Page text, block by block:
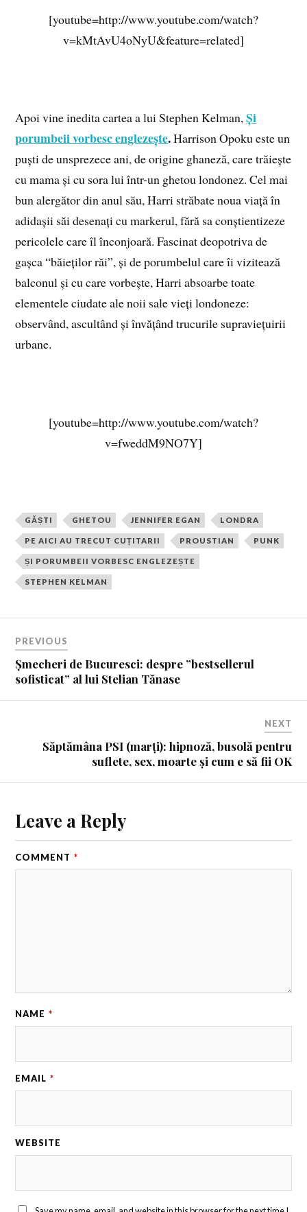
[youtube=http://www.youtube.com/watch?
v=kMtAvU4oNyU&feature=related]
Apoi vine inedita cartea a lui Stephen Kelman,Și
porumbeii vorbesc englezește.Harrison Opoku este un
puști de unsprezece ani, de origine ghaneză, care trăiește
cu mama și cu sora lui într-un ghetou londonez. Cel mai
bun alergător din anul său, Harri străbate noua viață în
adidașii săi desenați cu markerul, fără sa conștientizeze
pericolele care îl înconjoară. Fascinat deopotriva de
gașca “băieților răi”, și de porumbelul care îi vizitează
balconul și cu care vorbește, Harri absoarbe toate
elementele ciudate ale noii sale vieți londoneze:
observând, ascultând și învățând trucurile supraviețuirii
urbane.
[youtube=http://www.youtube.com/watch?
v=fweddM9NO7Y]
GĂȘTI GHETOU JENNIFER EGAN LONDRA
PE AICI AU TRECUT CUȚITARII PROUSTIAN PUNK
ȘI PORUMBEII VORBESC ENGLEZEȘTE
STEPHEN KELMAN
PREVIOUS
Șmecheri de Bucuresci: despre ”bestsellerul
sofisticat” al lui Stelian Tănase
NEXT
Săptămâna PSI (marți): hipnoză, busolă pentru
suflete, sex, moarte și cum e să fii OK
Leave a Reply
COMMENT *
NAME *
EMAIL *
WEBSITE